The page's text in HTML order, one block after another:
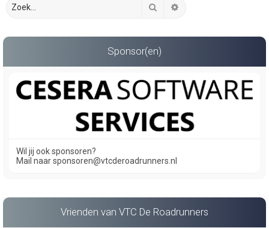
Zoek
Sponsor(en)
Wil jij ook sponsoren?
Mail naar sponsoren@vtcderoadrunners.nl
Vrienden van VTC De Roadrunners